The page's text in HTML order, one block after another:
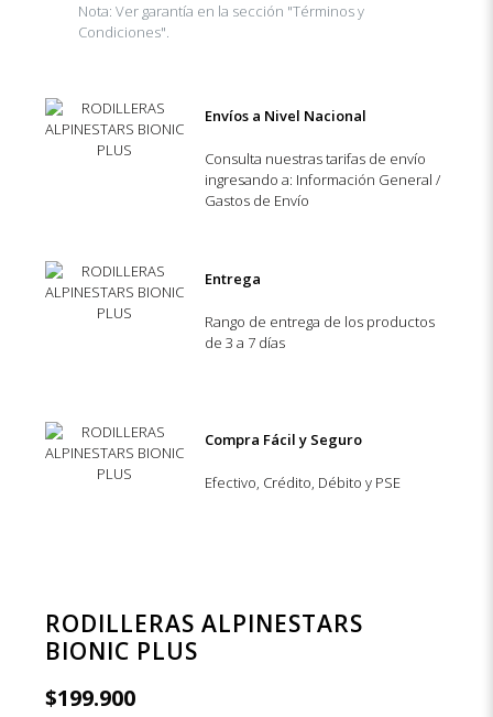
Nota: Ver garantía en la sección "Términos y
Condiciones".
Envíos a Nivel Nacional
Consulta nuestras tarifas de envío
ingresando a: Información General /
Gastos de Envío
Entrega
Rango de entrega de los productos
de 3 a 7 días
Compra Fácil y Seguro
Efectivo, Crédito, Débito y PSE
RODILLERAS ALPINESTARS
BIONIC PLUS
$199.900